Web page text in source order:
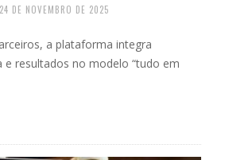
24 DE NOVEMBRO DE 2025
a plataforma integra
resultados no modelo “tudo em